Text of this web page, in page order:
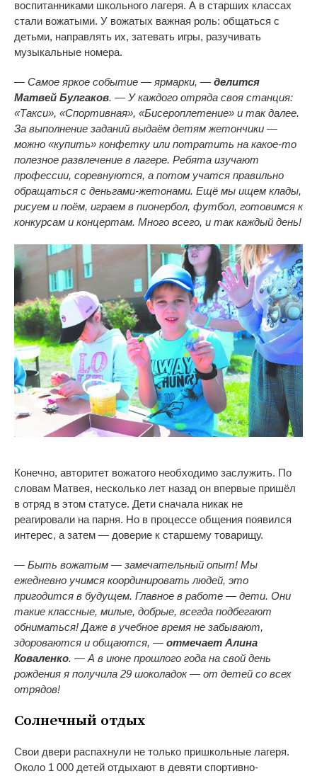
воспитанниками школьного лагеря. А в старших классах
стали вожатыми. У вожатых важная роль: общаться с
детьми, направлять их, затевать игры, разучивать
музыкальные номера.
— Самое яркое событие — ярмарки, — делится
Матвей Булгаков. — У каждого отряда своя станция:
«Такси», «Спортивная», «Бисероплетение» и так далее.
За выполнение заданий выдаём детям жетончики —
можно «купить» конфетку или потратить на какое-то
полезное развлечение в лагере. Ребята изучают
профессии, соревнуются, а потом учатся правильно
обращаться с деньгами-жетонами. Ещё мы ищем клады,
рисуем и поём, играем в пионербол, футбол, готовимся к
конкурсам и концертам. Много всего, и так каждый день!
Конечно, авторитет вожатого необходимо заслужить. По
словам Матвея, несколько лет назад он впервые пришёл
в отряд в этом статусе. Дети сначала никак не
реагировали на парня. Но в процессе общения появился
интерес, а затем — доверие к старшему товарищу.
— Быть вожатым — замечательный опыт! Мы
ежедневно учимся координировать людей, это
пригодится в будущем. Главное в работе — дети. Они
такие классные, милые, добрые, всегда подбегают
обниматься! Даже в учебное время не забывают,
здороваются и общаются, —отмечает Алина
Коваленко. — А в июне прошлого года на свой день
рождения я получила 29 шоколадок — от детей со всех
отрядов!
Солнечный отдых
Свои двери распахнули не только пришкольные лагеря.
Около 1 000 детей отдыхают в девяти спортивно-